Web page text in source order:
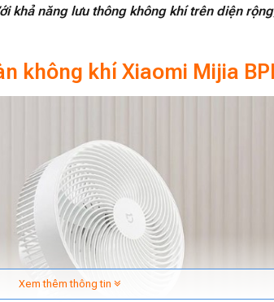
khả năng lưu thông không khí trên diện
không khí Xiaomi Mijia
Xem thêm thông tin